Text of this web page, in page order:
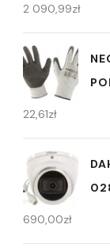
2 090,99zł
22,61zł
690,00zł